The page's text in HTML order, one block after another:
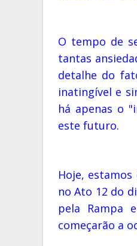
O tempo de
tantas
detalhe do
inatingível e
há apenas o
este futuro.
Hoje,
no Ato 12 do
pela Rampa
começarão a